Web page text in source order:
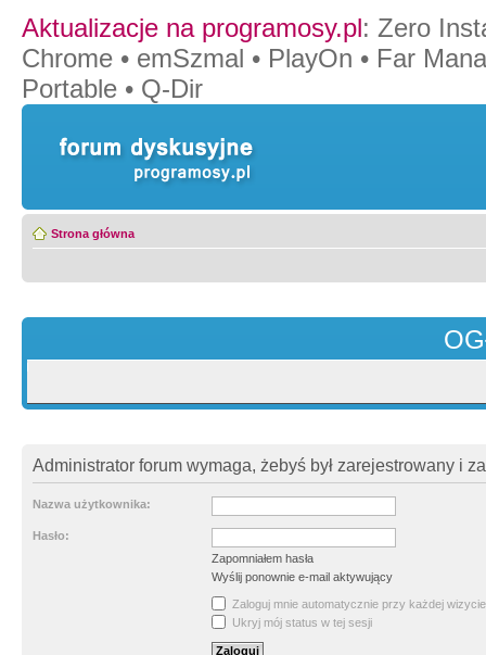
Aktualizacje na programosy.pl: Zero
Chrome • emSzmal • PlayOn • Far
Portable • Q-Dir
Strona główna
Administrator forum wymaga, żebyś był zarejestrowany i
Nazwa użytkownika:
Hasło:
Zapomniałem hasła
Wyślij ponownie e-mail aktywujący
Zaloguj mnie automatycznie przy każdej wizycie
Ukryj mój status w tej sesji